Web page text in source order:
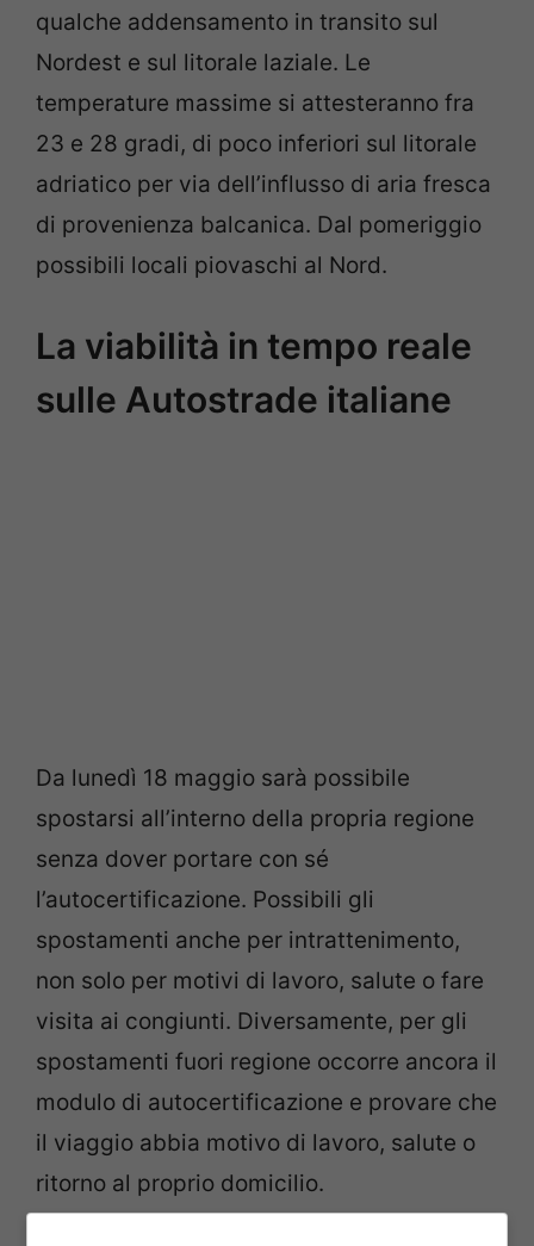
qualche addensamento in transito sul
Nordest e sul litorale laziale. Le
temperature massime si attesteranno fra
23 e 28 gradi, di poco inferiori sul litorale
adriatico per via dell’influsso di aria fresca
di provenienza balcanica. Dal pomeriggio
possibili locali piovaschi al Nord.
La viabilità in tempo reale
sulle Autostrade italiane
Da lunedì 18 maggio sarà possibile
spostarsi all’interno della propria regione
senza dover portare con sé
l’autocertificazione. Possibili gli
spostamenti anche per intrattenimento,
non solo per motivi di lavoro, salute o fare
visita ai congiunti. Diversamente, per gli
spostamenti fuori regione occorre ancora il
modulo di autocertificazione e provare che
il viaggio abbia motivo di lavoro, salute o
ritorno al proprio domicilio.